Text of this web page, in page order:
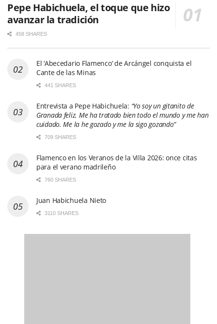
Pepe Habichuela, el toque que hizo
avanzar la tradición
458 SHARES
El ‘Abecedario Flamenco’ de Arcángel conquista el
Cante de las Minas
441 SHARES
Entrevista a Pepe Habichuela: “Yo soy un gitanito de
Granada feliz. Me ha tratado bien todo el mundo y me han
cuidado. Me la he gozado y me la sigo gozando”
709 SHARES
Flamenco en los Veranos de la Villa 2026: once citas
para el verano madrileño
760 SHARES
Juan Habichuela Nieto
3110 SHARES